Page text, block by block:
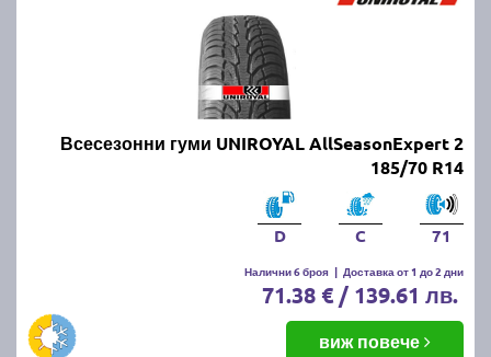
Всесезонни гуми UNIROYAL AllSeasonExpert 2
185/70 R14
D C 71
Налични 6 броя | Доставка от 1 до 2 дни
71.38 € / 139.61 лв.
виж повече